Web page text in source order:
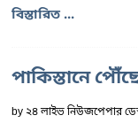
বিস্তারিত ...
পাকিস্তানে
by২৪ লাইভ নিউজপেপার